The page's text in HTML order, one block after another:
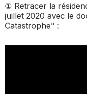
① Retracer la
juillet 2020 avec le
Catastrophe" :